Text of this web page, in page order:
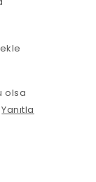
olsa
Yanıtla